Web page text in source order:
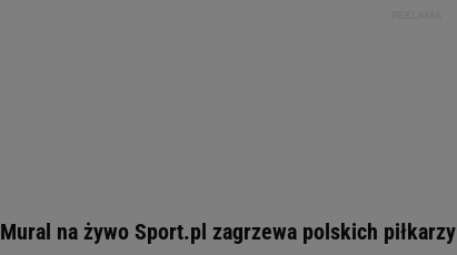
Mural na żywo Sport.pl zagrzewa polskich piłkarzy